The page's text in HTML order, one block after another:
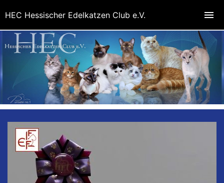
HEC Hessischer Edelkatzen Club e.V.